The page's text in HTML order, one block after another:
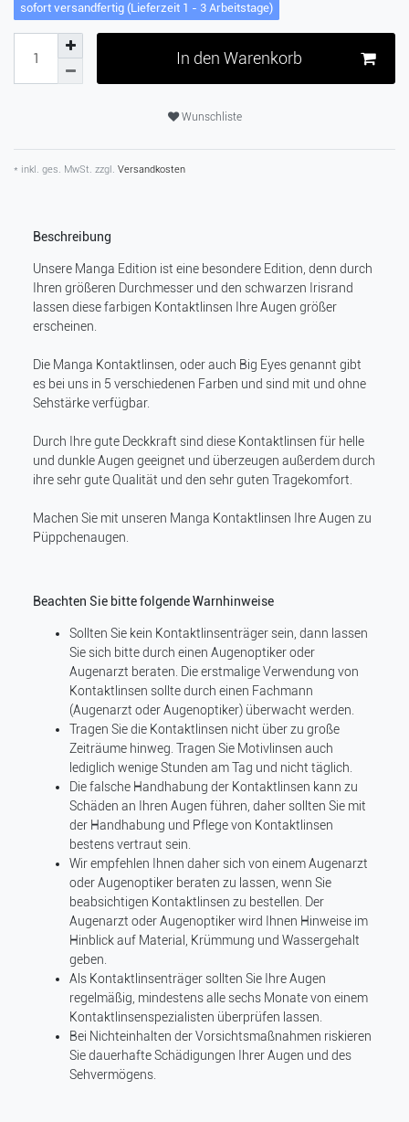
sofort versandfertig (Lieferzeit 1 - 3 Arbeitstage)
In den Warenkorb
Wunschliste
* inkl. ges. MwSt. zzgl. Versandkosten
Beschreibung
Unsere Manga Edition ist eine besondere Edition, denn durch
Ihren größeren Durchmesser und den schwarzen Irisrand
lassen diese farbigen Kontaktlinsen Ihre Augen größer
erscheinen.
Die Manga Kontaktlinsen, oder auch Big Eyes genannt gibt
es bei uns in 5 verschiedenen Farben und sind mit und ohne
Sehstärke verfügbar.
Durch Ihre gute Deckkraft sind diese Kontaktlinsen für helle
und dunkle Augen geeignet und überzeugen außerdem durch
ihre sehr gute Qualität und den sehr guten Tragekomfort.
Machen Sie mit unseren Manga Kontaktlinsen Ihre Augen zu
Püppchenaugen.
Beachten Sie bitte folgende Warnhinweise
Sollten Sie kein Kontaktlinsenträger sein, dann lassen
Sie sich bitte durch einen Augenoptiker oder
Augenarzt beraten. Die erstmalige Verwendung von
Kontaktlinsen sollte durch einen Fachmann
(Augenarzt oder Augenoptiker) überwacht werden.
Tragen Sie die Kontaktlinsen nicht über zu große
Zeiträume hinweg. Tragen Sie Motivlinsen auch
lediglich wenige Stunden am Tag und nicht täglich.
Die falsche Handhabung der Kontaktlinsen kann zu
Schäden an Ihren Augen führen, daher sollten Sie mit
der Handhabung und Pflege von Kontaktlinsen
bestens vertraut sein.
Wir empfehlen Ihnen daher sich von einem Augenarzt
oder Augenoptiker beraten zu lassen, wenn Sie
beabsichtigen Kontaktlinsen zu bestellen. Der
Augenarzt oder Augenoptiker wird Ihnen Hinweise im
Hinblick auf Material, Krümmung und Wassergehalt
geben.
Als Kontaktlinsenträger sollten Sie Ihre Augen
regelmäßig, mindestens alle sechs Monate von einem
Kontaktlinsenspezialisten überprüfen lassen.
Bei Nichteinhalten der Vorsichtsmaßnahmen riskieren
Sie dauerhafte Schädigungen Ihrer Augen und des
Sehvermögens.